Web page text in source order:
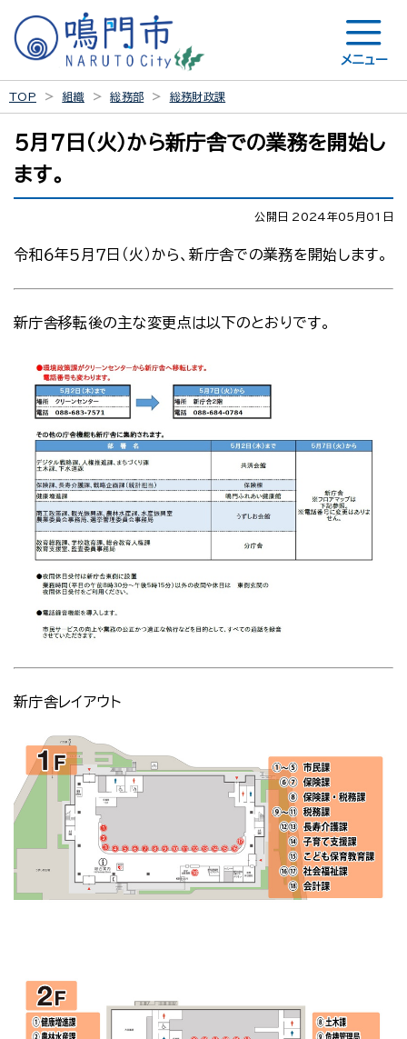
メニュー
TOP 組織 総務部 総務財政課
５月７日（火）から新庁舎での業務を開始し
ます。
公開日 2024年05月01日
令和６年５月７日（火）から、新庁舎での業務を開始します。
新庁舎移転後の主な変更点は以下のとおりです。
新庁舎レイアウト